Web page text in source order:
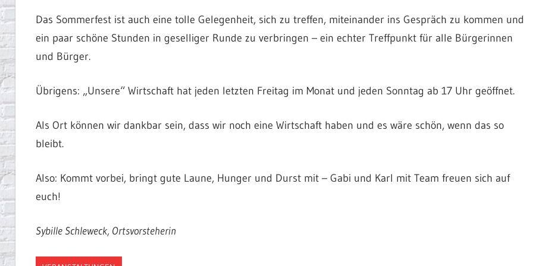
Das Sommerfest ist auch eine tolle Gelegenheit, sich zu treffen, miteinander ins Gespräch zu kommen und
ein paar schöne Stunden in geselliger Runde zu verbringen – ein echter Treffpunkt für alle Bürgerinnen
und Bürger.
Übrigens: „Unsere“ Wirtschaft hat jeden letzten Freitag im Monat und jeden Sonntag ab 17 Uhr geöffnet.
Als Ort können wir dankbar sein, dass wir noch eine Wirtschaft haben und es wäre schön, wenn das so
bleibt.
Also: Kommt vorbei, bringt gute Laune, Hunger und Durst mit – Gabi und Karl mit Team freuen sich auf
euch!
Sybille Schleweck, Ortsvorsteherin